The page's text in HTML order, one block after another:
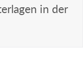
in der